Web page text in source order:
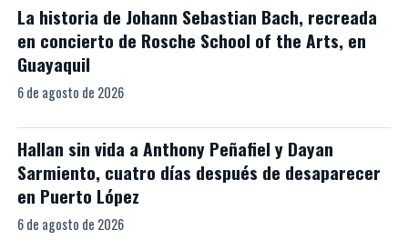
La historia de Johann Sebastian Bach, recreada
en concierto de Rosche School of the Arts, en
Guayaquil
6 de agosto de 2026
Hallan sin vida a Anthony Peñafiel y Dayan
Sarmiento, cuatro días después de desaparecer
en Puerto López
6 de agosto de 2026